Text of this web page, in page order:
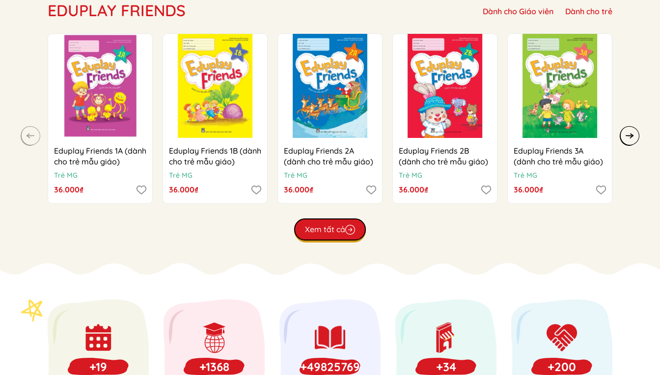
EDUPLAY FRIENDS Dành cho Giáo viên Dành cho trẻ
Eduplay Friends 1A (dành
cho trẻ mẫu giáo)
Trẻ MG
36.000₫
Eduplay Friends 1B (dành
cho trẻ mẫu giáo)
Trẻ MG
36.000₫
Eduplay Friends 2A
(dành cho trẻ mẫu giáo)
Trẻ MG
36.000₫
Eduplay Friends 2B
(dành cho trẻ mẫu giáo)
Trẻ MG
36.000₫
Eduplay Friends 3A
(dành cho trẻ mẫu giáo)
Trẻ MG
36.000₫
Xem tất cả
+19 +1368 +49825769 +34 +200